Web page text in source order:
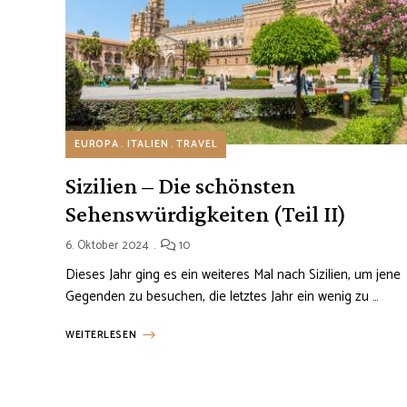
EUROPA ITALIEN TRAVEL
Sizilien – Die schönsten
Sehenswürdigkeiten (Teil II)
6. Oktober 2024 10
Dieses Jahr ging es ein weiteres Mal nach Sizilien, um jene
Gegenden zu besuchen, die letztes Jahr ein wenig zu …
WEITERLESEN